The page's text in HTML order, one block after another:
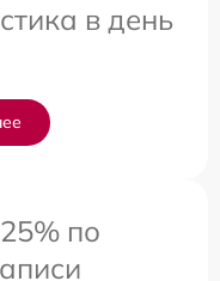
в день
по